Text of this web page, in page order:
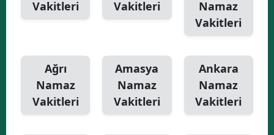
Ardahan
Yalova
Karabük
Kilis
Vakitleri
Vakitleri
Namaz
Vakitleri
Ağrı
Namaz
Vakitleri
Amasya
Namaz
Vakitleri
Ankara
Namaz
Vakitleri